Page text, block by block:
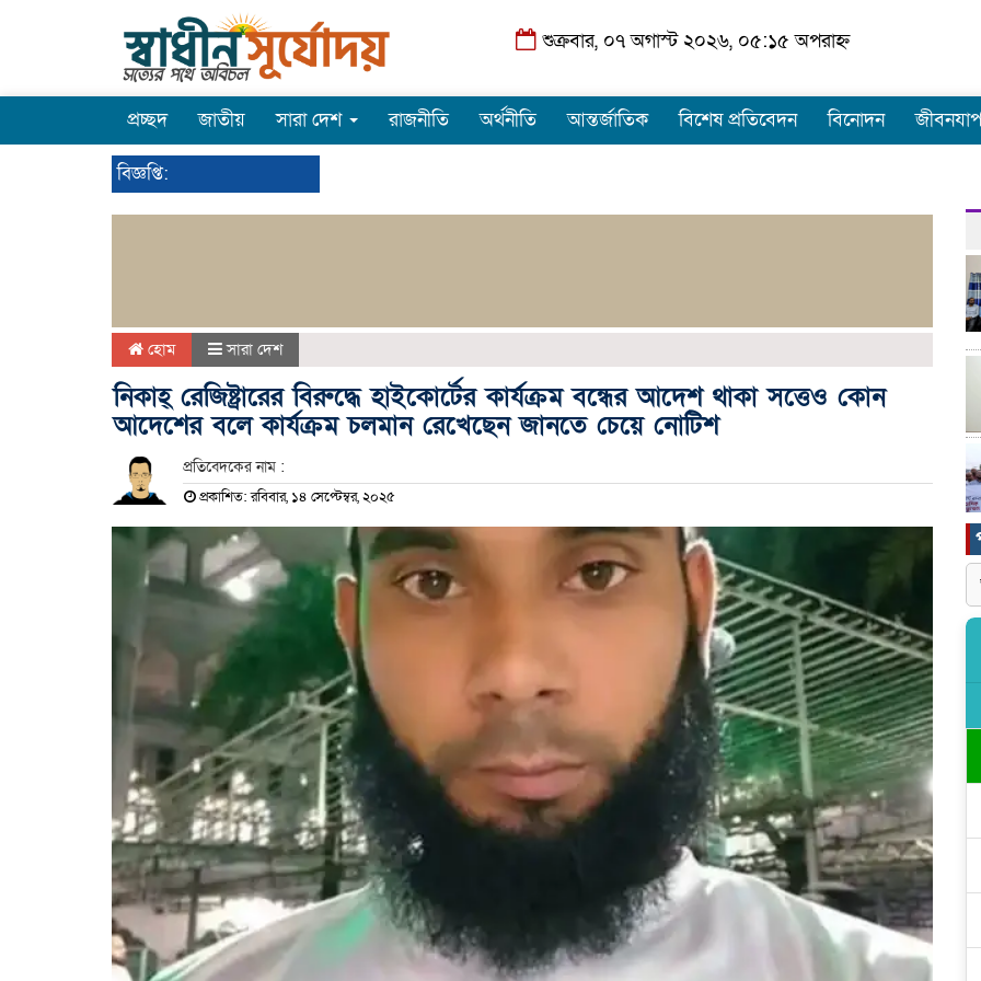
শুক্রবার, ০৭ অগাস্ট ২০২৬, ০৫:১৫ অপরাহ্ন
প্রচ্ছদ জাতীয় সারা দেশ রাজনীতি অর্থনীতি আন্তর্জাতিক বিশেষ প্রতিবেদন বিনোদন
বিজ্ঞপ্তি:
হোম সারা দেশ
নিকাহ্ রেজিষ্ট্রারের বিরুদ্ধে হাইকোর্টের কার্যক্রম বন্ধের আদেশ থাকা সত্তেও কোন
আদেশের বলে কার্যক্রম চলমান রেখেছেন জানতে চেয়ে নোটিশ
প্রতিবেদকের নাম :
প্রকাশিত: রবিবার, ১৪ সেপ্টেম্বর, ২০২৫